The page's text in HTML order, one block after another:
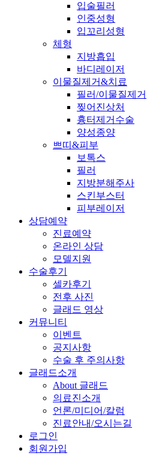
입술필러
인중성형
입꼬리성형
체형
지방흡입
바디레이저
이물질제거&치료
필러/이물질제거
찢어진상처
흉터제거수술
양성종양
쁘띠&피부
보톡스
필러
지방분해주사
스킨부스터
피부레이저
상담예약
진료예약
온라인 상담
모델지원
수술후기
셀카후기
전후 사진
글래드 영상
커뮤니티
이벤트
공지사항
수술 후 주의사항
글래드소개
About 글래드
의료진소개
언론/미디어/칼럼
진료안내/오시는길
로그인
회원가입